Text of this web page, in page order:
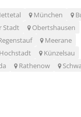
München
Stadt
Obertshausen
Meerane
Hochstadt
Künzelsau
Rathenow